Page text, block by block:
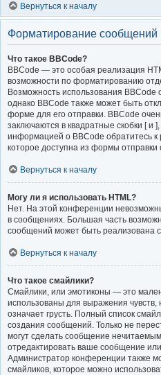
Вернуться к началу
Форматирование сообщений
Что такое BBCode?
BBCode — это особая реализация
возможности по форматированию
Возможность использования BBCode
однако BBCode также может быть
форме для его отправки. BBCode
заключаются в квадратные скобки [ и
информацией о BBCode обратитесь к
которое доступна из формы отправки
Вернуться к началу
Могу ли я использовать HTML?
Нет. На этой конференции
в сообщениях. Большая часть
сообщений может быть реализована
Вернуться к началу
Что такое смайлики?
Смайлики, или эмотиконы — это
использованы для выражения чувств,
означает грусть. Полный список
создания сообщений. Только не
могут сделать сообщение
отредактировать ваше сообщение
Администратор конференции также
смайликов, которое можно